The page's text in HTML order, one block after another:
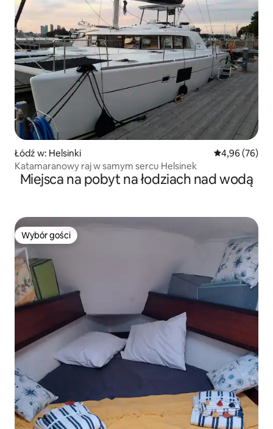
Łódź w: Helsinki Średnia
4,96 (76)
Katamaranowy raj w samym sercu Helsinek
Miejsca na pobyt na łodziach nad wodą
Wybór gości
Wybór gości